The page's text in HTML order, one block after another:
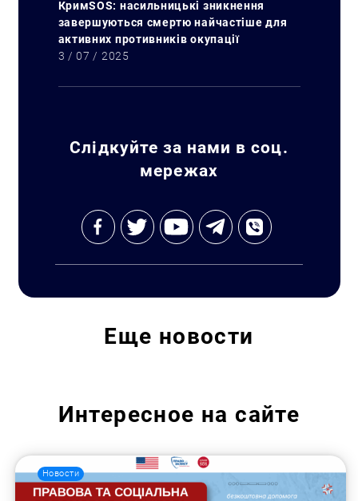
Искать:
КримSOS: насильницькі зникнення
завершуються смертю найчастіше для
активних противників окупації
3 / 07 / 2025
Слідкуйте за нами в соц.
мережах
Еще новости
Интересное на сайте
Новости